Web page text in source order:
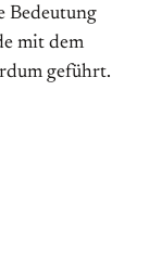
Bedeutung
mit dem
geführt.